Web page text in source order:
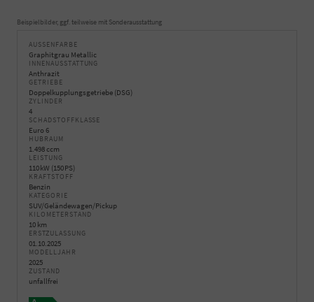
Beispielbilder, ggf. teilweise mit Sonderausstattung
AUSSENFARBE
Graphitgrau Metallic
INNENAUSSTATTUNG
Anthrazit
GETRIEBE
Doppelkupplungsgetriebe (DSG)
ZYLINDER
4
SCHADSTOFFKLASSE
Euro 6
HUBRAUM
1.498 ccm
LEISTUNG
110 kW (150 PS)
KRAFTSTOFF
Benzin
KATEGORIE
SUV/Geländewagen/Pickup
KILOMETERSTAND
10 km
ERSTZULASSUNG
01.10.2025
MODELLJAHR
2025
ZUSTAND
unfallfrei